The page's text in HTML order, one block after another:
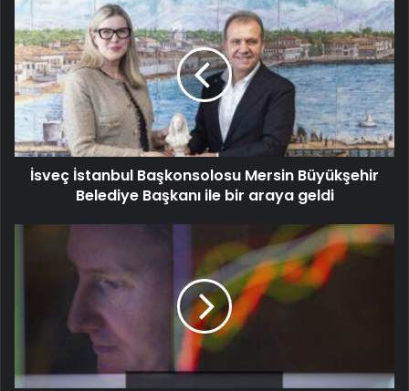
İsveç İstanbul Başkonsolosu Mersin Büyükşehir
Belediye Başkanı ile bir araya geldi